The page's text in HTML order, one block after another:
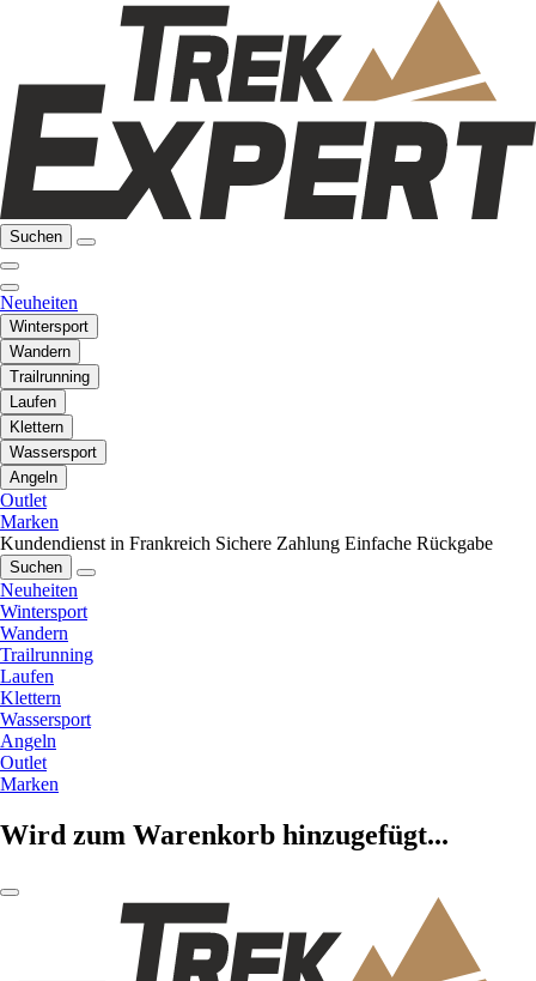
Suchen
Neuheiten
Wintersport
Wandern
Trailrunning
Laufen
Klettern
Wassersport
Angeln
Outlet
Marken
Kundendienst in Frankreich Sichere Zahlung Einfache Rückgabe
Suchen
Neuheiten
Wintersport
Wandern
Trailrunning
Laufen
Klettern
Wassersport
Angeln
Outlet
Marken
Wird zum Warenkorb hinzugefügt...